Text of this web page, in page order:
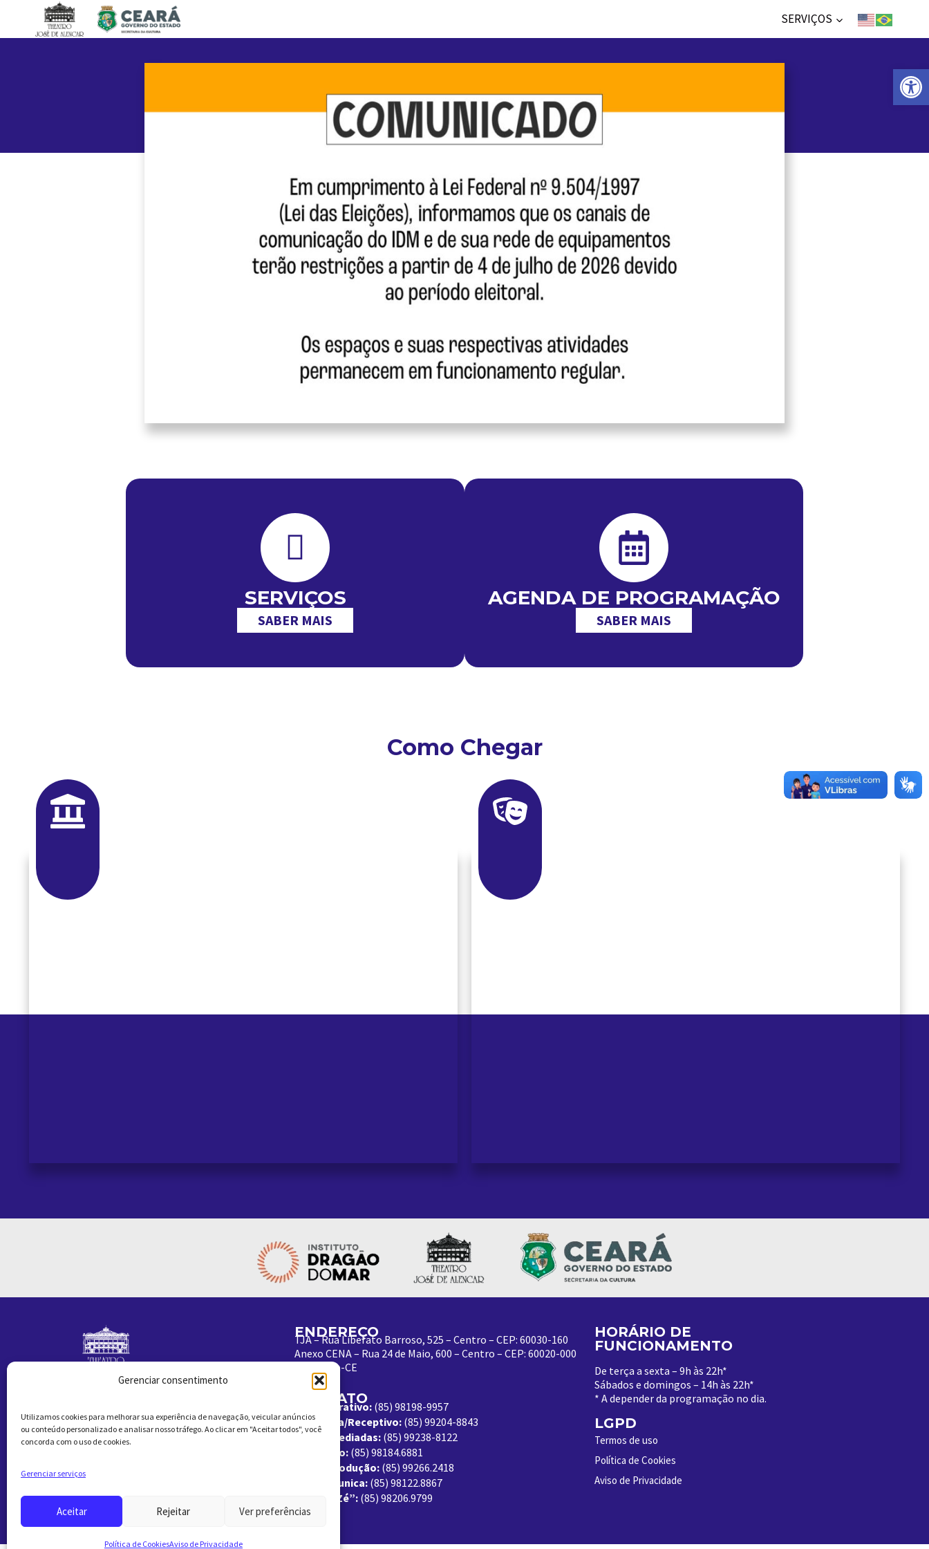
Gerenciar consentimento
Utilizamos cookies para melhorar sua experiência de navegação, veicular anúncios
ou conteúdo personalizado e analisar nosso tráfego. Ao clicar em "Aceitar todos", você
concorda com o uso de cookies.
Gerenciar serviços
Aceitar Rejeitar Ver preferências
Política de CookiesAviso de Privacidade
SERVIÇOS
SERVIÇOS
SABER MAIS
AGENDA DE PROGRAMAÇÃO
SABER MAIS
Como Chegar
ENDEREÇO
TJA – Rua Liberato Barroso, 525 – Centro – CEP: 60030-160
Anexo CENA – Rua 24 de Maio, 600 – Centro – CEP: 60020-000
Fortaleza-CE
CONTATO
Administrativo:(85) 98198-9957
Bilheteria/Receptivo:(85) 99204-8843
Visitas Mediadas:(85) 99238-8122
Formação:(85) 98184.6881
Pauta/Produção:(85) 99266.2418
TJA Comunica:(85) 98122.8867
“Zap do Zé”:(85) 98206.9799
HORÁRIO DE
FUNCIONAMENTO
De terça a sexta – 9h às 22h*
Sábados e domingos – 14h às 22h*
* A depender da programação no dia.
LGPD
Termos de uso
Política de Cookies
Aviso de Privacidade